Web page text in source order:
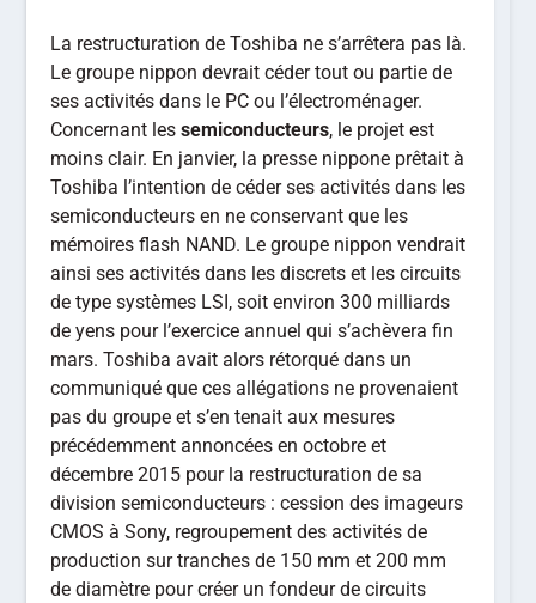
La restructuration de Toshiba ne s’arrêtera pas là.
Le groupe nippon devrait céder tout ou partie de
ses activités dans le PC ou l’électroménager.
Concernant lessemiconducteurs, le projet est
moins clair. En janvier, la presse nippone prêtait à
Toshiba l’intention de céder ses activités dans les
semiconducteurs en ne conservant que les
mémoires flash NAND. Le groupe nippon vendrait
ainsi ses activités dans les discrets et les circuits
de type systèmes LSI, soit environ 300 milliards
de yens pour l’exercice annuel qui s’achèvera fin
mars. Toshiba avait alors rétorqué dans un
communiqué que ces allégations ne provenaient
pas du groupe et s’en tenait aux mesures
précédemment annoncées en octobre et
décembre 2015 pour la restructuration de sa
division semiconducteurs : cession des imageurs
CMOS à Sony, regroupement des activités de
production sur tranches de 150 mm et 200 mm
de diamètre pour créer un fondeur de circuits